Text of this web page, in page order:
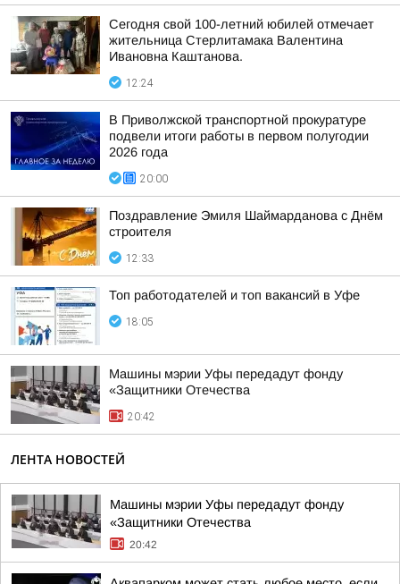
Сегодня свой 100-летний юбилей отмечает
жительница Стерлитамака Валентина
Ивановна Каштанова.
12:24
В Приволжской транспортной прокуратуре
подвели итоги работы в первом полугодии
2026 года
20:00
Поздравление Эмиля Шаймарданова с Днём
строителя
12:33
Топ работодателей и топ вакансий в Уфе
18:05
Машины мэрии Уфы передадут фонду
«Защитники Отечества
20:42
ЛЕНТА НОВОСТЕЙ
Машины мэрии Уфы передадут фонду
«Защитники Отечества
20:42